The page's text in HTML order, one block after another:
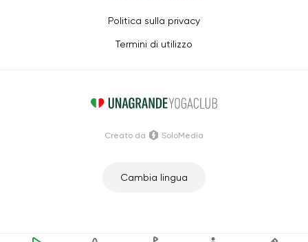
Politica sulla privacy
Termini di utilizzo
Cambia lingua
Creato da SoloMedia